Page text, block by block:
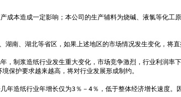
保护要求越来越高，将对行业发展形成制约。